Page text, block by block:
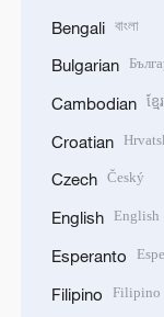
Bengali বাংলা
Bulgarian
Cambodian ខ្មែរ
Croatian
Czech Český
English English
Esperanto
Filipino Filipino